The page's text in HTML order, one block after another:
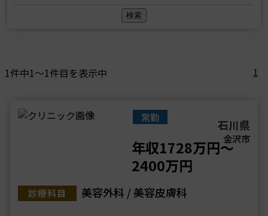
1件中1～1件目を表示中 1
常勤
石川県
金沢市
年収1728万円～
2400万円
診療科目 美容外科 / 美容皮膚科